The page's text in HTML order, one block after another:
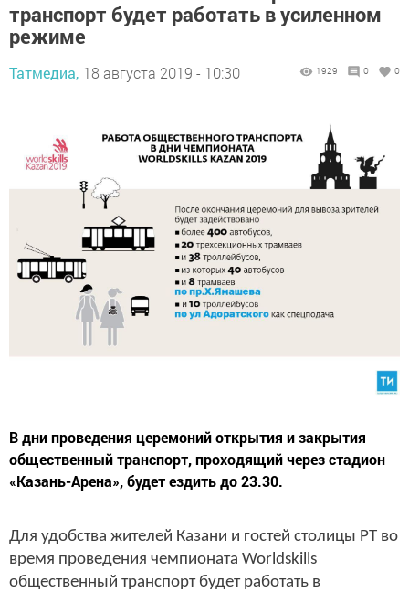
транспорт будет работать в усиленном
режиме
Татмедиа, 18 августа 2019 - 10:30 1929 0 0
В дни проведения церемоний открытия и закрытия
общественный транспорт, проходящий через стадион
«Казань-Арена», будет ездить до 23.30.
Для удобства жителей Казани и гостей столицы РТ во
время проведения чемпионата Worldskills
общественный транспорт будет работать в